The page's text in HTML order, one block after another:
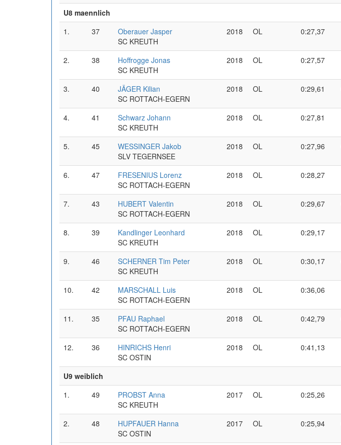
U8 maennlich
1.
37
Oberauer Jasper
SC KREUTH
2018 OL 0:27,37
2. 38
Hoffrogge Jonas
SC KREUTH
2018 OL 0:27,57
3. 40
JÄGER Kilian
SC ROTTACH-EGERN
2018 OL 0:29,61
4. 41
Schwarz Johann
SC KREUTH
2018 OL 0:27,81
5. 45
WESSINGER Jakob
SLV TEGERNSEE
2018 OL 0:27,96
6. 47
FRESENIUS Lorenz
SC ROTTACH-EGERN
2018 OL 0:28,27
7. 43
HUBERT Valentin
SC ROTTACH-EGERN
2018 OL 0:29,67
8. 39
Kandlinger Leonhard
SC KREUTH
2018 OL 0:29,17
9. 46
SCHERNER Tim Peter
SC KREUTH
2018 OL 0:30,17
10. 42
MARSCHALL Luis
SC ROTTACH-EGERN
2018 OL 0:36,06
11. 35
PFAU Raphael
SC ROTTACH-EGERN
2018 OL 0:42,79
12. 36
HINRICHS Henri
SC OSTIN
2018 OL 0:41,13
U9 weiblich
1.
49
PROBST Anna
SC KREUTH
2017 OL 0:25,26
2. 48
HUPFAUER Hanna
SC OSTIN
2017 OL 0:25,94